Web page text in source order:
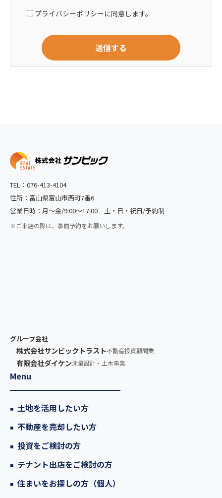
プライバシーポリシーに同意します。
TEL： 076-413-4104
住所：富山県富山市西町7番6
営業日時：月〜金/9:00〜17:00 土・日・祝日/予約制
※ご来店の際は、事前予約をお願いします。
グループ会社
株式会社サンビックトラスト不動産投資顧問業
有限会社ダイケン測量設計・土木事業
Menu
土地を活用したい方
不動産を売却したい方
投資をご検討の方
テナント出店をご検討の方
住まいをお探しの方（個人）